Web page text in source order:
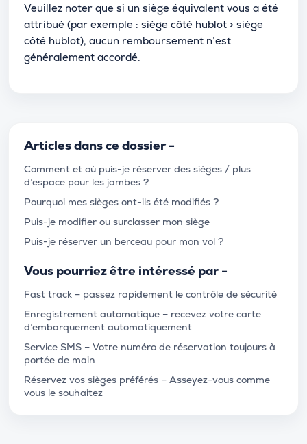
Veuillez noter que si un siège équivalent vous a été
attribué (par exemple : siège côté hublot > siège
côté hublot), aucun remboursement n’est
généralement accordé.
Articles dans ce dossier -
Comment et où puis-je réserver des sièges / plus
d’espace pour les jambes ?
Pourquoi mes sièges ont-ils été modifiés ?
Puis-je modifier ou surclasser mon siège
Puis-je réserver un berceau pour mon vol ?
Vous pourriez être intéressé par -
Fast track – passez rapidement le contrôle de sécurité
Enregistrement automatique – recevez votre carte
d’embarquement automatiquement
Service SMS – Votre numéro de réservation toujours à
portée de main
Réservez vos sièges préférés – Asseyez-vous comme
vous le souhaitez